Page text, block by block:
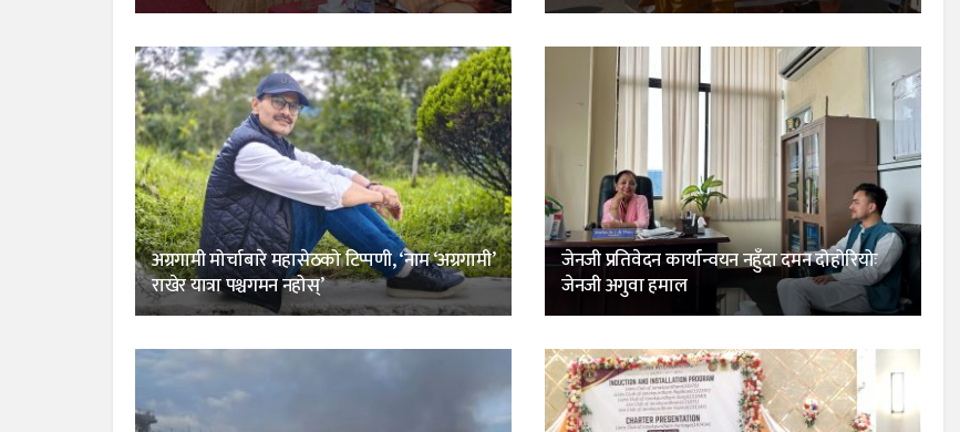
अग्रगामी मोर्चाबारे महासेठको टिप्पणी, ‘नाम ‘अग्रगामी’
राखेर यात्रा पश्चगमन नहोस्’
जेनजी प्रतिवेदन कार्यान्वयन नहुँदा दमन दोहोरियोः
जेनजी अगुवा हमाल